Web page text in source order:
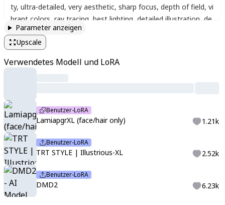
ty, ultra-detailed, very aesthetic, sharp focus, depth of field, vi
brant colors ray tracing best lighting detailed illustration de
tailed background, cinematic
miapgr, white hair
Parameter anzeigen
Upscale
Verwendetes Modell und LoRA
Benutzer-LoRA
LamiapgrXL (face/hair only) 1.21k
Benutzer-LoRA
TRT STYLE | Illustrious-XL 2.52k
Benutzer-LoRA
DMD2 6.23k